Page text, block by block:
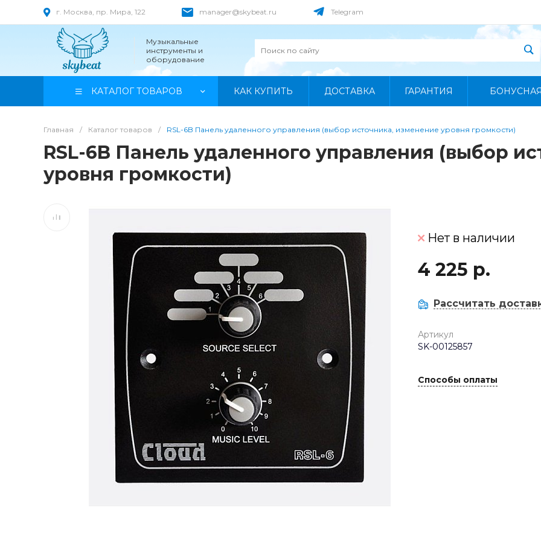
г. Москва, пр. Мира, 122 manager@skybeat.ru Telegram
Музыкальные
инструменты и
оборудование
КАТАЛОГ ТОВАРОВ КАК КУПИТЬ ДОСТАВКА ГАРАНТИЯ
Главная / Каталог товаров / RSL-6B Панель удаленного управления (выбор источника, изменение уровня громкости)
RSL-6B Панель удаленного управления (выбор
уровня громкости)
Нет в наличии
4 225 р.
Рассчитать
Артикул
SK-00125857
Способы оплаты